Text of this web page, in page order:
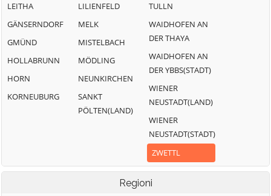
LEITHA
GÄNSERNDORF
GMÜND
HOLLABRUNN
HORN
KORNEUBURG
LILIENFELD
MELK
MISTELBACH
MÖDLING
NEUNKIRCHEN
SANKT
PÖLTEN(LAND)
TULLN
WAIDHOFEN AN
DER THAYA
WAIDHOFEN AN
DER YBBS(STADT)
WIENER
NEUSTADT(LAND)
WIENER
NEUSTADT(STADT)
ZWETTL
Regioni